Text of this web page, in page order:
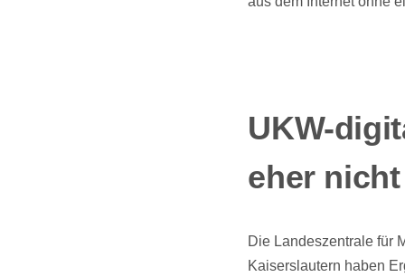
UKW-
eher nicht
Die Landeszentrale für
Kaiserslautern haben